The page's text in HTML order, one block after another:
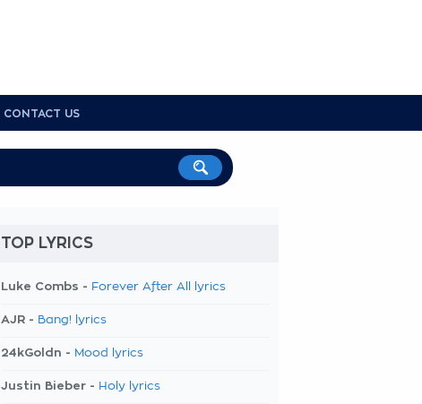
CONTACT US
TOP LYRICS
Luke Combs - Forever After All lyrics
AJR - Bang! lyrics
24kGoldn - Mood lyrics
Justin Bieber - Holy lyrics